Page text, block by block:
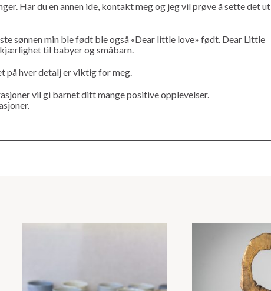
Har du en annen ide, kontakt meg og jeg vil prøve å sette det ut
sønnen min ble født ble også «Dear little love» født. Dear Little
til babyer og småbarn.
på hver detalj er viktig for meg.
vil gi barnet ditt mange positive opplevelser.